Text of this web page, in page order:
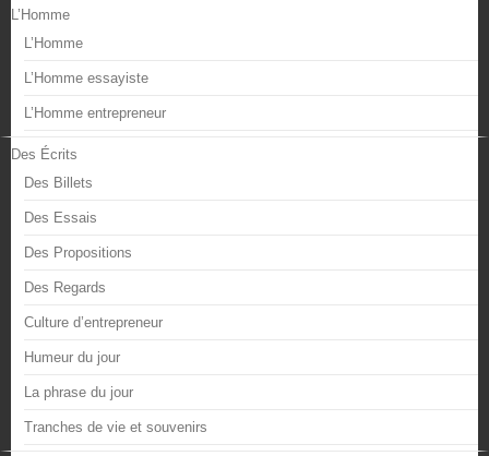
L’Homme
L’Homme
L’Homme essayiste
L’Homme entrepreneur
Des Écrits
Des Billets
Des Essais
Des Propositions
Des Regards
Culture d’entrepreneur
Humeur du jour
La phrase du jour
Tranches de vie et souvenirs